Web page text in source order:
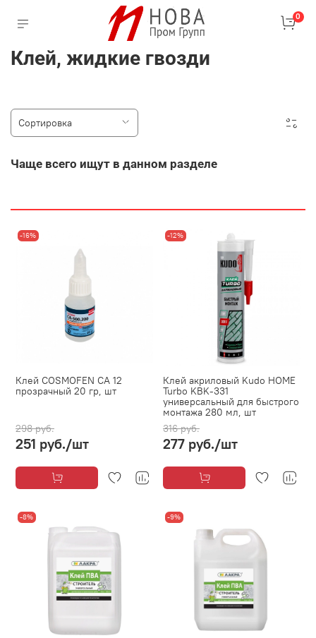
0
Клей, жидкие гвозди
Чаще всего ищут в данном разделе
-16%
Клей COSMOFEN CA 12
прозрачный 20 гр, шт
298 руб.
251 руб./шт
-12%
Клей акриловый Kudo HOME
Turbo KBK-331
универсальный для быстрого
монтажа 280 мл, шт
316 руб.
277 руб./шт
-8% -9%